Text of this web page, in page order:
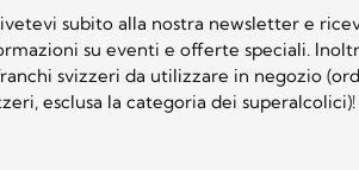
subito alla nostra newsletter e
su eventi e offerte speciali.
svizzeri da utilizzare in negozio
esclusa la categoria dei superalcolici)!